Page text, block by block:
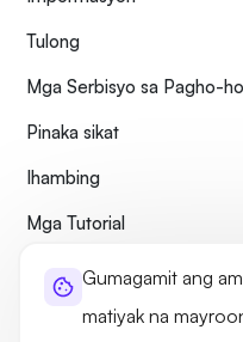
Gumagamit ang
matiyak na
Tulong
Mga Serbisyo sa Pagho-
Pinaka sikat
Ihambing
Mga Tutorial
Tungkol sa atin
Mga Tuntunin at Kundisyon